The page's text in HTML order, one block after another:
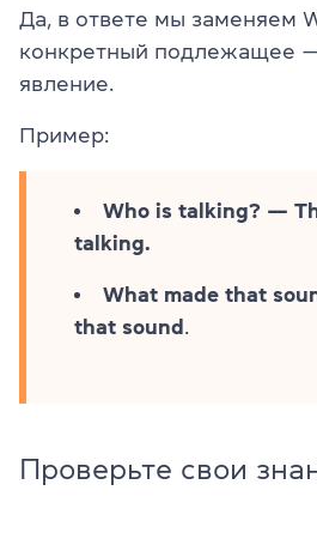
Да, в ответе мы заменяем
конкретный подлежащее
явление.
Пример:
Who is talking? —
talking.
What made that
that sound
Проверьте свои